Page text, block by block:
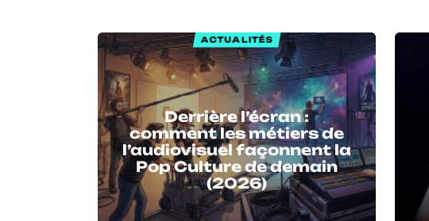
ACTUALITÉS
Derrière l’écran :
comment les métiers de
l’audiovisuel façonnent la
Pop Culture de demain
(2026)